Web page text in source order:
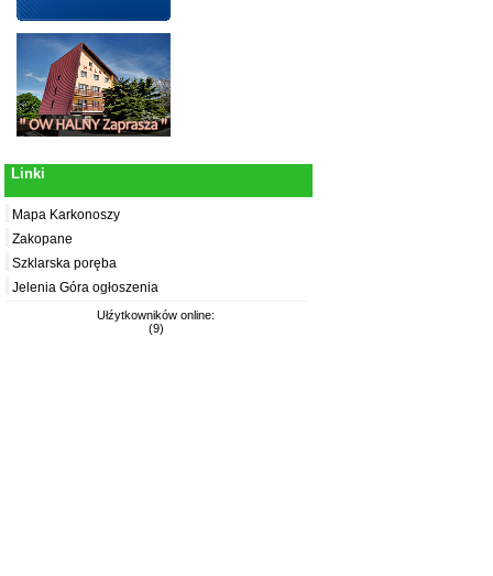
Linki
Mapa Karkonoszy
Zakopane
Szklarska poręba
Jelenia Góra ogłoszenia
Ułźytkowników online:
(9)